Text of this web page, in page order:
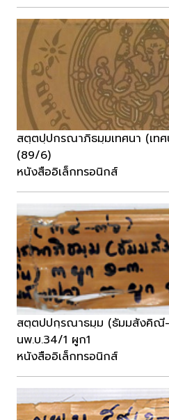
สตฺตปฺปกรณาภิธมฺมเทศนา (เท
(89/6)
หนังสืออิเล็กทรอนิกส์
สตฺตปปกฺรณาธมฺม (ธัมมสังคิณี-
นพ.บ.34/1 ผูก1
หนังสืออิเล็กทรอนิกส์